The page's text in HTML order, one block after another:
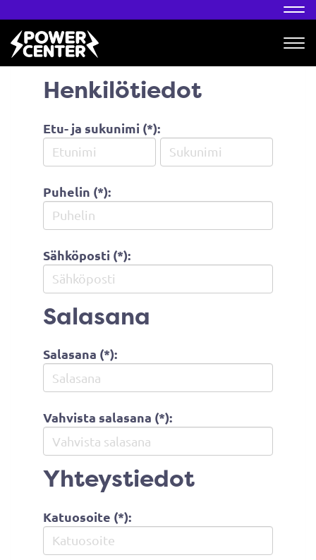
Henkilötiedot
Etu- ja sukunimi (*):
Puhelin (*):
Sähköposti (*):
Salasana
Salasana (*):
Vahvista salasana (*):
Yhteystiedot
Katuosoite (*):